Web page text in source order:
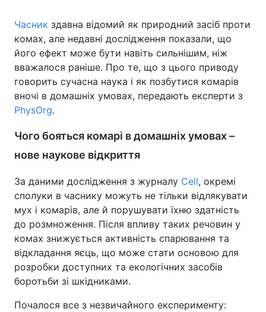
Часник здавна відомий як природний засіб проти
комах, але недавні дослідження показали, що
його ефект може бути навіть сильнішим, ніж
вважалося раніше. Про те, що з цього приводу
говорить сучасна наука і як позбутися комарів
вночі в домашніх умовах, передають експерти з
PhysOrg.
Чого бояться комарі в домашніх умовах –
нове наукове відкриття
За даними дослідження з журналу Cell, окремі
сполуки в часнику можуть не тільки відлякувати
мух і комарів, але й порушувати їхню здатність
до розмноження. Після впливу таких речовин у
комах знижується активність спарювання та
відкладання яєць, що може стати основою для
розробки доступних та екологічних засобів
боротьби зі шкідниками.
Почалося все з незвичайного експерименту: